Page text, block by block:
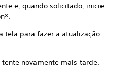
e, quando solicitado, inicie
tela para fazer a atualização
novamente mais tarde.